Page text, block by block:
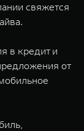
свяжется
в кредит и
от